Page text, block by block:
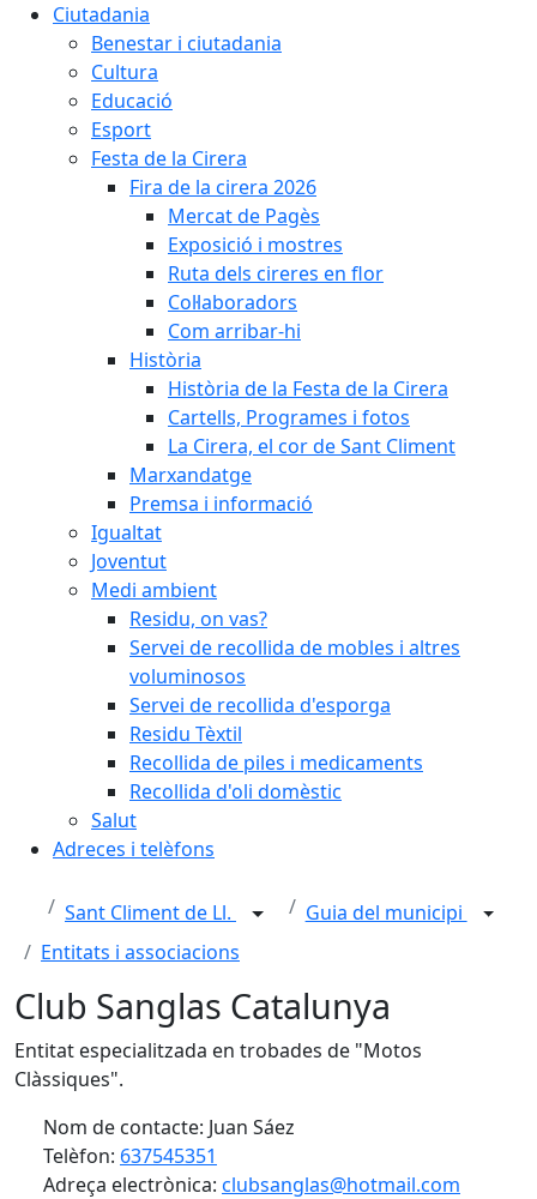
Ciutadania
Benestar i ciutadania
Cultura
Educació
Esport
Festa de la Cirera
Fira de la cirera 2026
Mercat de Pagès
Exposició i mostres
Ruta dels cireres en flor
Col·laboradors
Com arribar-hi
Història
Història de la Festa de la Cirera
Cartells, Programes i fotos
La Cirera, el cor de Sant Climent
Marxandatge
Premsa i informació
Igualtat
Joventut
Medi ambient
Residu, on vas?
Servei de recollida de mobles i altres
voluminosos
Servei de recollida d'esporga
Residu Tèxtil
Recollida de piles i medicaments
Recollida d'oli domèstic
Salut
Adreces i telèfons
Sant Climent de Ll.
Guia del municipi
Entitats i associacions
Club Sanglas Catalunya
Entitat especialitzada en trobades de "Motos
Clàssiques".
Nom de contacte: Juan Sáez
Telèfon: 637545351
Adreça electrònica: clubsanglas@hotmail.com